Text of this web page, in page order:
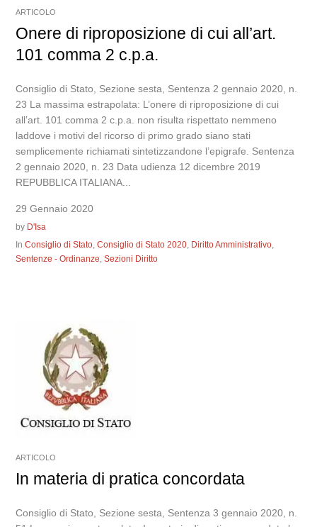
ARTICOLO
Onere di riproposizione di cui all’art.
101 comma 2 c.p.a.
Consiglio di Stato, Sezione sesta, Sentenza 2 gennaio 2020, n.
23 La massima estrapolata: L’onere di riproposizione di cui
all’art. 101 comma 2 c.p.a. non risulta rispettato nemmeno
laddove i motivi del ricorso di primo grado siano stati
semplicemente richiamati sintetizzandone l’epigrafe. Sentenza
2 gennaio 2020, n. 23 Data udienza 12 dicembre 2019
REPUBBLICA ITALIANA...
29 Gennaio 2020
by D'Isa
InConsiglio di Stato,Consiglio di Stato 2020, Diritto Amministrativo,
Sentenze - Ordinanze,Sezioni Diritto
ARTICOLO
In materia di pratica concordata
Consiglio di Stato, Sezione sesta, Sentenza 3 gennaio 2020, n.